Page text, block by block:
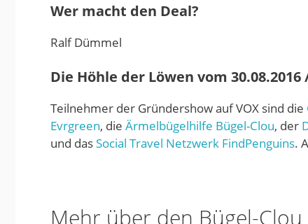
Wer macht den Deal?
Ralf Dümmel
Die Höhle der Löwen vom 30.08.2016
Teilnehmer der Gründershow auf VOX sind die
Evrgreen, die Ärmelbügelhilfe Bügel-Clou, der
und dasSocial Travel Netzwerk FindPenguins.
Mehr über den Bügel-